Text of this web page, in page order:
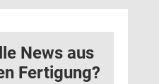
News aus
Fertigung?